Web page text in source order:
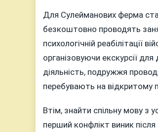
Для Сулейманових ферма
безкоштовно проводять
психологічній реабілітації
організовуючи екскурсії
діяльність, подружжя
перебувають на відкритому
Втім, знайти спільну мову з
перший конфлікт виник після